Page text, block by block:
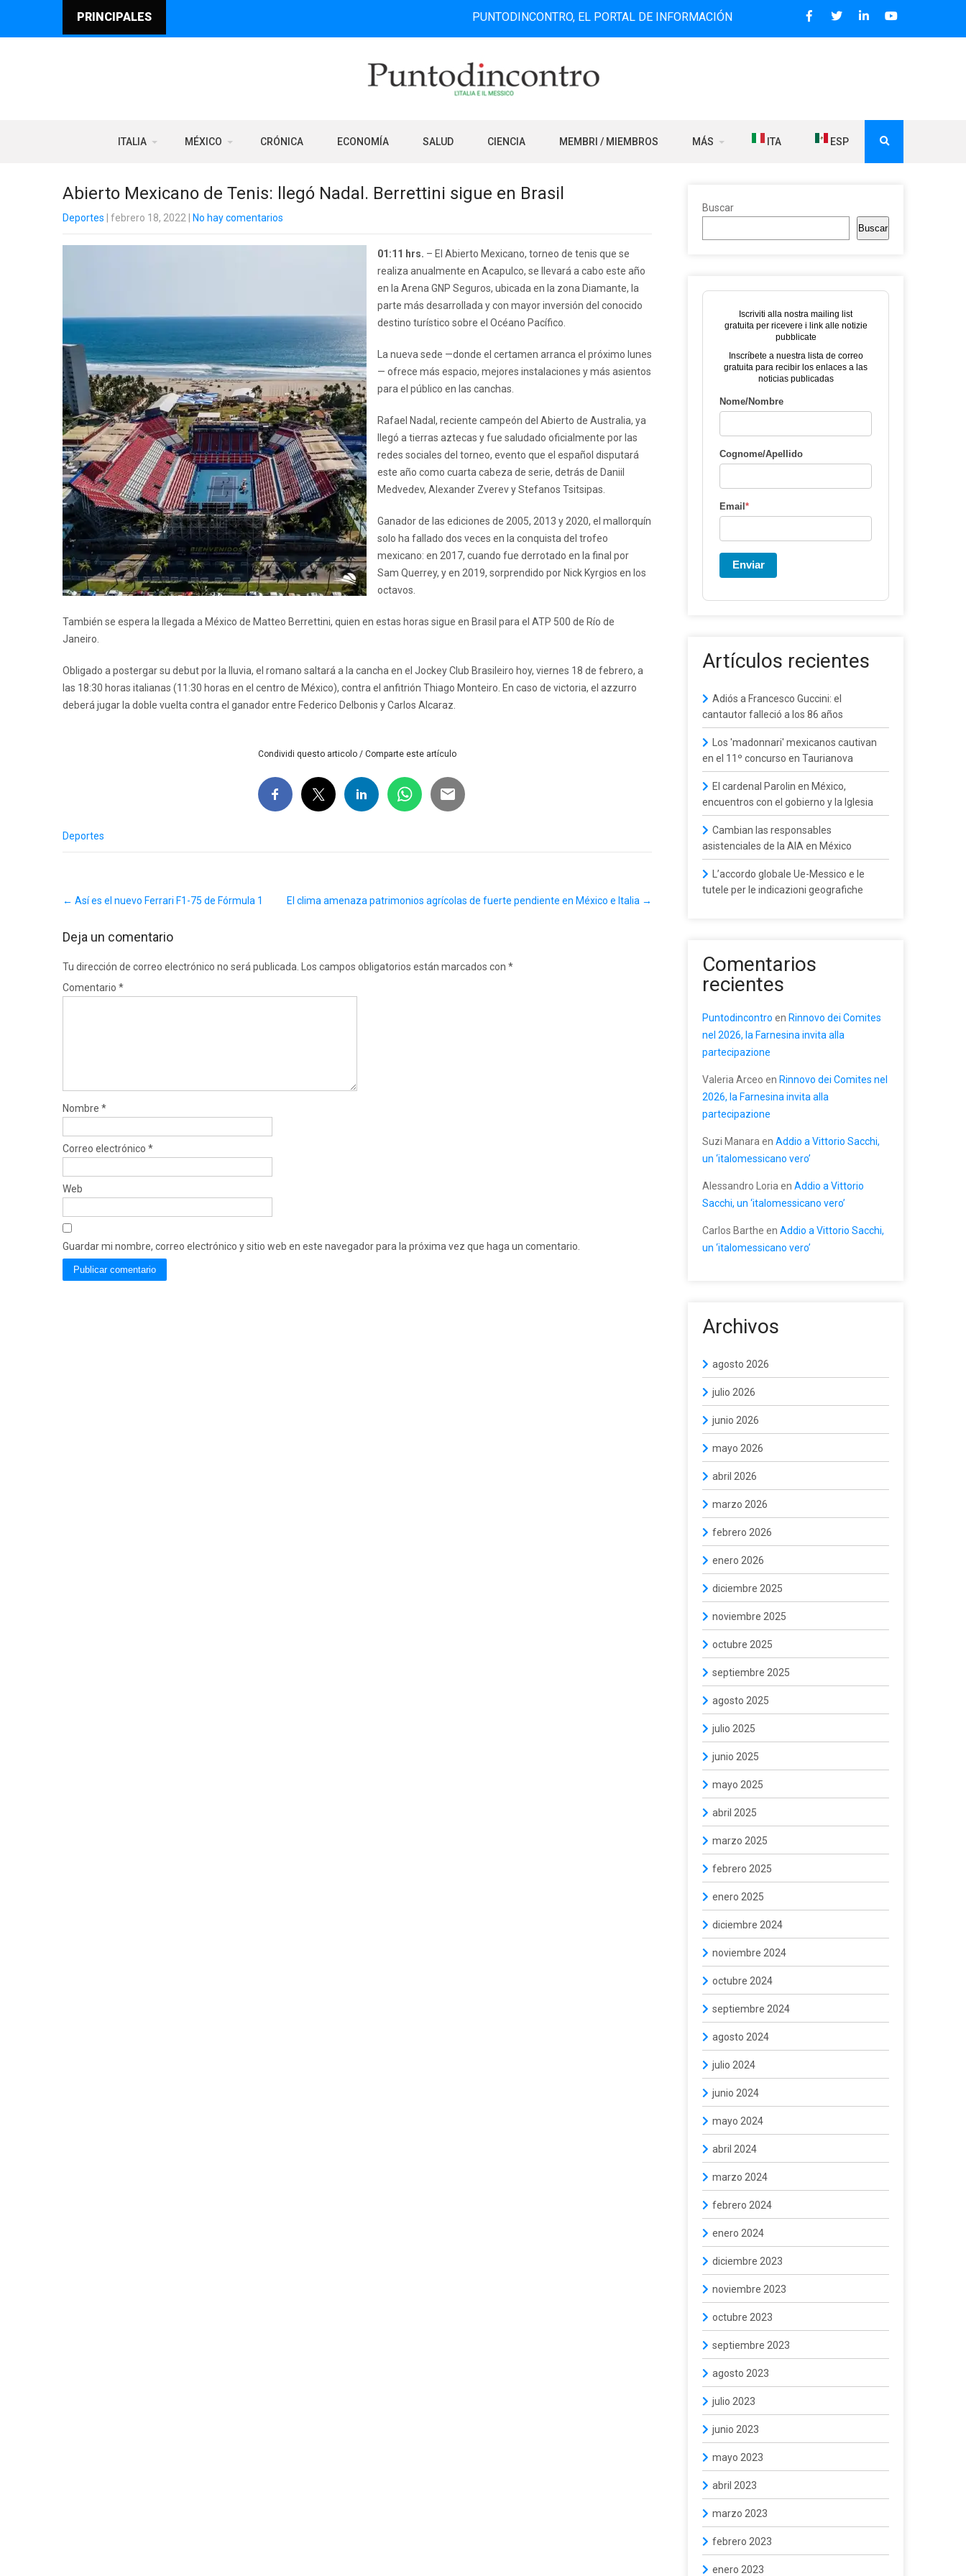
PRINCIPALES PUNTODINCONTRO, EL PORTAL DE INFORMACIÓN BILINGÜE QUE DESDE 2006 DIFUNDE NOTICIAS
ITALIA MÉXICO CRÓNICA ECONOMÍA SALUD CIENCIA MEMBRI / MIEMBROS MÁS ITA ESP
Abierto Mexicano de Tenis: llegó Nadal. Berrettini sigue en Brasil
Deportes | febrero 18, 2022 No hay comentarios
01:11 hrs. – El Abierto Mexicano, torneo de tenis que se
realiza anualmente en Acapulco, se llevará a cabo este año
en la Arena GNP Seguros, ubicada en la zona Diamante, la
parte más desarrollada y con mayor inversión del conocido
destino turístico sobre el Océano Pacífico.
La nueva sede —donde el certamen arranca el próximo lunes
— ofrece más espacio, mejores instalaciones y más asientos
para el público en las canchas.
Rafael Nadal, reciente campeón del Abierto de Australia, ya
llegó a tierras aztecas y fue saludado oficialmente por las
redes sociales del torneo, evento que el español disputará
este año como cuarta cabeza de serie, detrás de Daniil
Medvedev, Alexander Zverev y Stefanos Tsitsipas.
Ganador de las ediciones de 2005, 2013 y 2020, el mallorquín
solo ha fallado dos veces en la conquista del trofeo
mexicano: en 2017, cuando fue derrotado en la final por
Sam Querrey, y en 2019, sorprendido por Nick Kyrgios en los
octavos.
También se espera la llegada a México de Matteo Berrettini, quien en estas horas sigue en Brasil para el ATP 500 de Río de
Janeiro.
Obligado a postergar su debut por la lluvia, el romano saltará a la cancha en el Jockey Club Brasileiro hoy, viernes 18 de febrero, a
las 18:30 horas italianas (11:30 horas en el centro de México), contra el anfitrión Thiago Monteiro. En caso de victoria, el azzurro
deberá jugar la doble vuelta contra el ganador entre Federico Delbonis y Carlos Alcaraz.
Condividi questo articolo / Comparte este artículo
Deportes
navigation
← Así es el nuevo Ferrari F1-75 de Fórmula 1 El clima amenaza patrimonios agrícolas de fuerte pendiente en México e Italia →
Deja un comentario
Tu dirección de correo electrónico no será publicada. Los campos obligatorios están marcados con *
Comentario *
Nombre *
Correo electrónico *
Web
Guardar mi nombre, correo electrónico y sitio web en este navegador para la próxima vez que haga un comentario.
Buscar
Buscar
Iscriviti alla nostra mailing list
gratuita per ricevere i link alle notizie
pubblicate
Inscríbete a nuestra lista de correo
gratuita para recibir los enlaces a las
noticias publicadas
Nome/Nombre
Cognome/Apellido
Email *
Enviar
Artículos recientes
Adiós a Francesco Guccini: el
cantautor falleció a los 86 años
Los 'madonnari' mexicanos cautivan
en el 11º concurso en Taurianova
El cardenal Parolin en México,
encuentros con el gobierno y la Iglesia
Cambian las responsables
asistenciales de la AIA en México
L’accordo globale Ue-Messico e le
tutele per le indicazioni geografiche
Comentarios
recientes
Puntodincontro en Rinnovo dei Comites
nel 2026, la Farnesina invita alla
partecipazione
Valeria Arceo en Rinnovo dei Comites nel
2026, la Farnesina invita alla
partecipazione
Suzi Manara en Addio a Vittorio Sacchi,
un ‘italomessicano vero’
Alessandro Loria en Addio a Vittorio
Sacchi, un ‘italomessicano vero’
Carlos Barthe en Addio a Vittorio Sacchi,
un ‘italomessicano vero’
Archivos
agosto 2026
julio 2026
junio 2026
mayo 2026
abril 2026
marzo 2026
febrero 2026
enero 2026
diciembre 2025
noviembre 2025
octubre 2025
septiembre 2025
agosto 2025
julio 2025
junio 2025
mayo 2025
abril 2025
marzo 2025
febrero 2025
enero 2025
diciembre 2024
noviembre 2024
octubre 2024
septiembre 2024
agosto 2024
julio 2024
junio 2024
mayo 2024
abril 2024
marzo 2024
febrero 2024
enero 2024
diciembre 2023
noviembre 2023
octubre 2023
septiembre 2023
agosto 2023
julio 2023
junio 2023
mayo 2023
abril 2023
marzo 2023
febrero 2023
enero 2023